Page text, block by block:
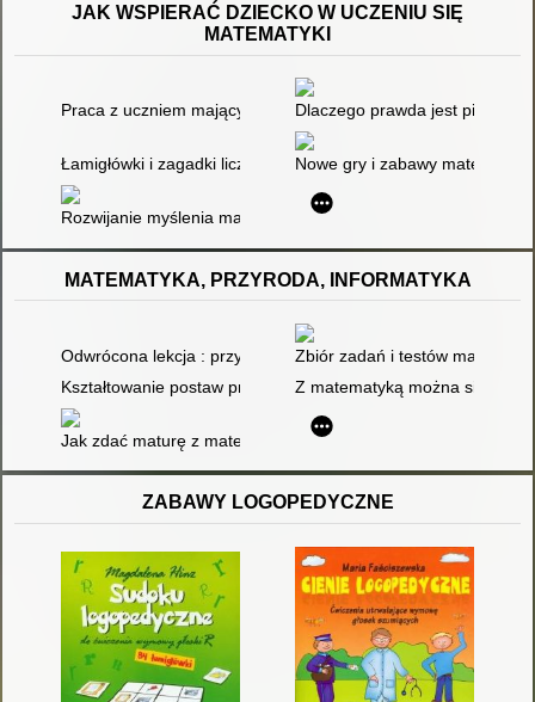
JAK WSPIERAĆ DZIECKO W UCZENIU SIĘ
MATEMATYKI
Praca z uczniem mającym trudności z matematyką : książka
Dlaczego prawda jest piękna :
Łamigłówki i zagadki liczbowe dla dzieci i młodzieży
Nowe gry i zabawy
Rozwijanie myślenia matematycznego młodszych uczniów
MATEMATYKA, PRZYRODA, INFORMATYKA
Odwrócona lekcja : przykłady aplikacji do wykorzystania
Zbiór zadań i testów
Kształtowanie postaw proekologicznych. Scenariusz lekcji
Z matematyką można się
Jak zdać maturę z matematyki, nic nie potrafiąc : strategie
ZABAWY LOGOPEDYCZNE